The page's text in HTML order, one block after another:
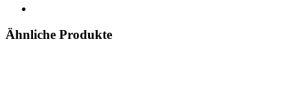
Ähnliche Produkte